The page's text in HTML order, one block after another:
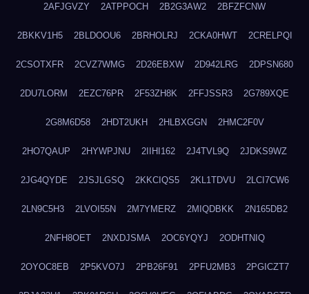
2AFJGVZY 2ATPPOCH 2B2G3AW2 2BFZFCNW
2BKKV1H5 2BLDOOU6 2BRHOLRJ 2CKA0HWT 2CRELPQI
2CSOTXFR 2CVZ7WMG 2D26EBXW 2D942LRG 2DPSN680
2DU7LORM 2EZC76PR 2F53ZH8K 2FFJSSR3 2G789XQE
2G8M6D58 2HDT2UKH 2HLBXGGN 2HMC2F0V
2HO7QAUP 2HYWPJNU 2IIHI162 2J4TVL9Q 2JDKS9WZ
2JG4QYDE 2JSJLGSQ 2KKCIQS5 2KL1TDVU 2LCI7CW6
2LN9C5H3 2LVOI55N 2M7YMERZ 2MIQDBKK 2N165DB2
2NFH8OET 2NXDJSMA 2OC6YQYJ 2ODHTNIQ
2OYOC8EB 2P5KVO7J 2PB26F91 2PFU2MB3 2PGICZT7